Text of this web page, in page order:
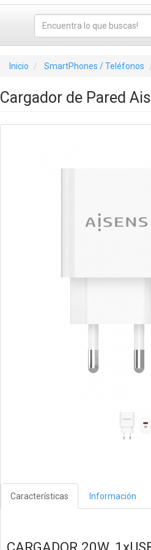
Inicio SmartPhones / Teléfonos
Cargador de Pared
Características Información